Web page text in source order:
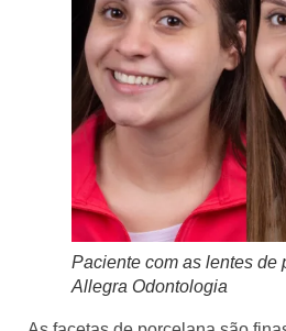
Paciente com as lentes de
Allegra Odontologia